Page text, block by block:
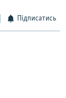
Підписатись